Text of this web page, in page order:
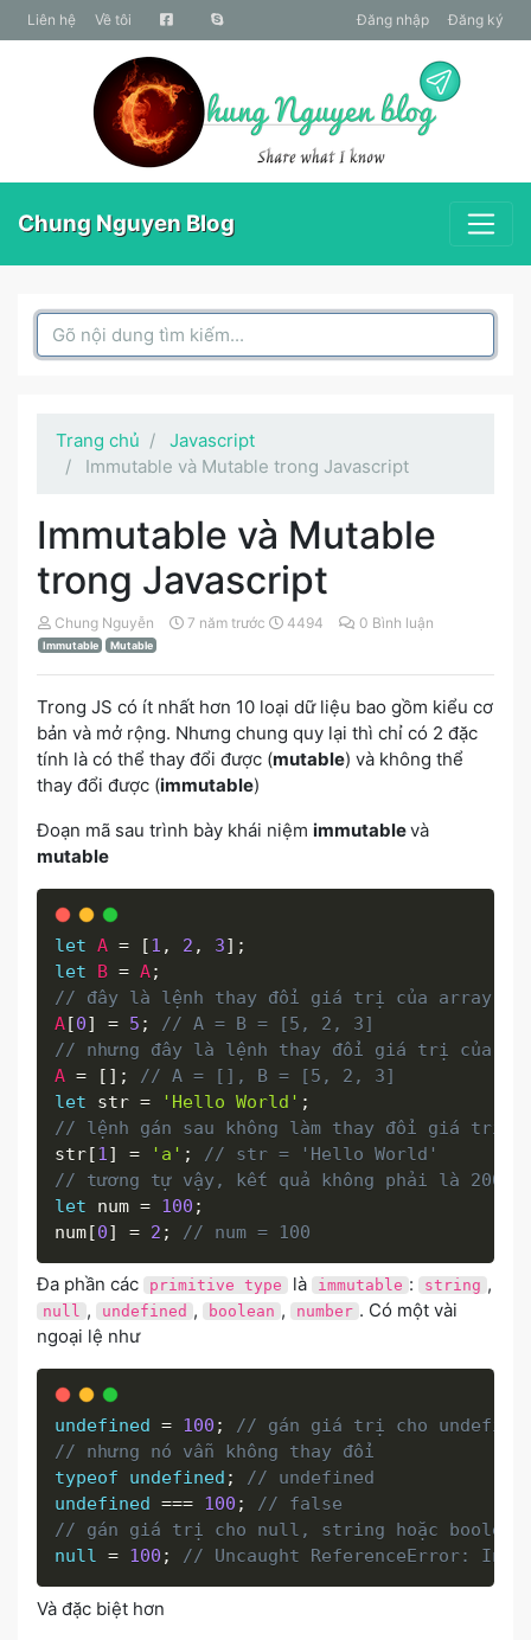
liên hệ Về tôi Đăng nhập Đăng ký
Chung Nguyen Blog
Search Box
Trang chủ
Javascript
Immutable và Mutable trong Javascript
Immutable và Mutable
trong Javascript
Chung Nguyễn 7 năm trước 4494 0 Bình luận
Immutable Mutable
Trong JS có ít nhất hơn 10 loại dữ liệu bao gồm kiểu cơ
bản và mở rộng. Nhưng chung quy lại thì chỉ có 2 đặc
tính là có thể thay đổi được (mutable) và không thể
thay đổi được (immutable)
Đoạn mã sau trình bày khái niệm immutablevà
mutable
let A = [1 , 2 , 3] ;
let
B = A;
// đây là lệnh thay đổi giá trị của array
A[0] = 5 ;
// A = B = [5, 2, 3]
// nhưng đây là lệnh thay đổi giá trị của
A = [ ] ;
// A = [], B = [5, 2, 3]
let str = 'Hello World' ;
// lệnh gán sau không làm thay đổi giá trị
str[1] = 'a' ;
// str = 'Hello World'
// tương tự vậy, kết quả không phải là 200
let num = 100 ;
num[0] = 2 ; // num = 100
Đa phần các primitive type là immutable : string ,
null , undefined , boolean , number . Có một vài
ngoại lệ như
undefined = 100 ;
// gán giá trị cho
// nhưng nó vẫn không thay đổi
typeof
undefined ;
// undefined
undefined
=== 100 ;
// false
// gán giá trị cho null, string hoặc boolean
null = 100 ; // Uncaught ReferenceError:
Và đặc biệt hơn